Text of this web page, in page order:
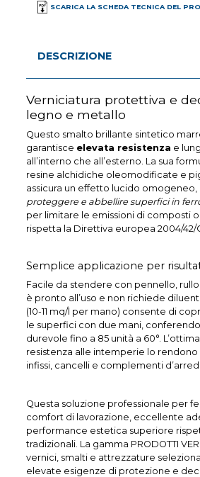
SCARICA LA SCHEDA TECNICA DEL
DESCRIZIONE
Verniciatura protettiva e
legno e metallo
Questo smalto brillante sintetico
garantisce elevata resistenza e
all’interno che all’esterno. La sua
resine alchidiche oleomodificate e
assicura un effetto lucido
proteggere e abbellire superfici in
per limitare le emissioni di composti
rispetta la Direttiva europea 2004/42/
Semplice applicazione per
Facile da stendere con pennello,
è pronto all’uso e non richiede
(10-11 mq/l per mano) consente di
le superfici con due mani,
durevole fino a 85 unità a 60°.
resistenza alle intemperie lo
infissi, cancelli e complementi
Questa soluzione professionale per
comfort di lavorazione, eccellente
performance estetica superiore
tradizionali. La gamma PRODOTTI
vernici, smalti e attrezzature
elevate esigenze di protezione e